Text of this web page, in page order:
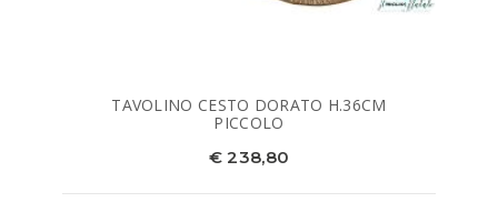
TAVOLINO CESTO DORATO H.36CM
PICCOLO
€ 238,80